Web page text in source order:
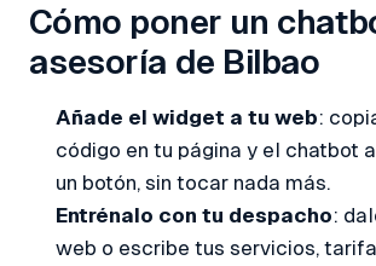
Cómo poner un
asesoría de Bilbao
Añade el widget a tu web:
código en tu página y el chatbot
un botón, sin tocar nada más.
Entrénalo con tu despacho:
web o escribe tus servicios,